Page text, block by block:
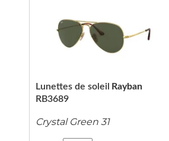
RB3689
Lunettes de soleil Rayban
Crystal Green 31